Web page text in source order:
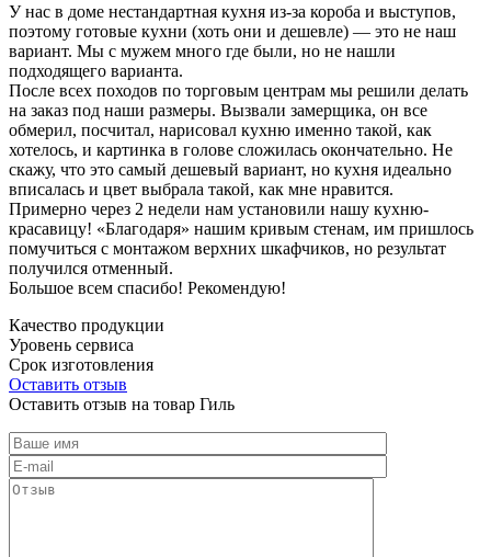
У нас в доме нестандартная кухня из-за короба и выступов,
поэтому готовые кухни (хоть они и дешевле) — это не наш
вариант. Мы с мужем много где были, но не нашли
подходящего варианта.
После всех походов по торговым центрам мы решили делать
на заказ под наши размеры. Вызвали замерщика, он все
обмерил, посчитал, нарисовал кухню именно такой, как
хотелось, и картинка в голове сложилась окончательно. Не
скажу, что это самый дешевый вариант, но кухня идеально
вписалась и цвет выбрала такой, как мне нравится.
Примерно через 2 недели нам установили нашу кухню-
красавицу! «Благодаря» нашим кривым стенам, им пришлось
помучиться с монтажом верхних шкафчиков, но результат
получился отменный.
Большое всем спасибо! Рекомендую!
Качество продукции
Уровень сервиса
Срок изготовления
Оставить отзыв
Оставить отзыв на товар Гиль